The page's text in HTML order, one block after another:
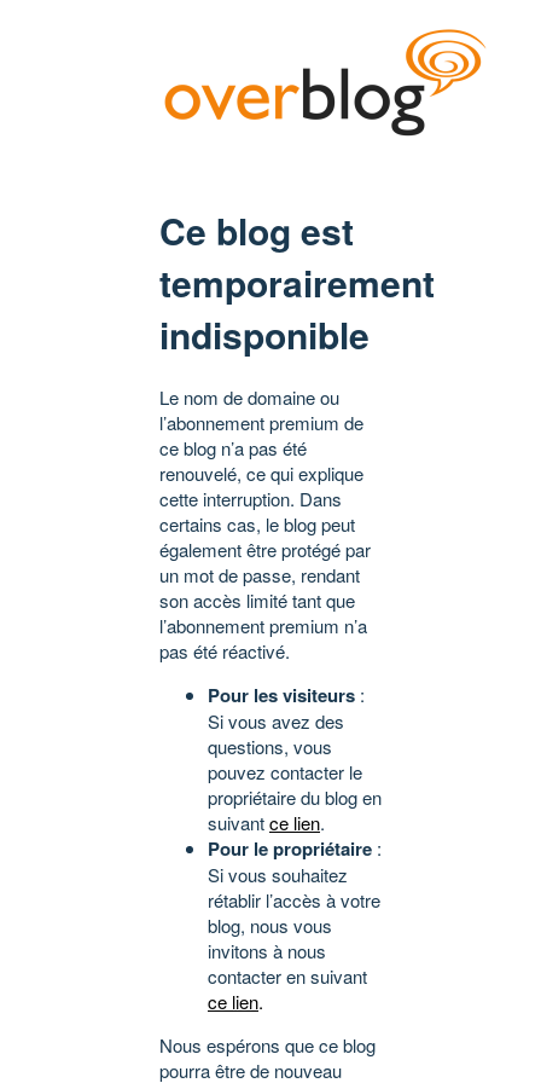
Ce blog est
temporairement
indisponible
Le nom de domaine ou
l’abonnement premium de
ce blog n’a pas été
renouvelé, ce qui explique
cette interruption. Dans
certains cas, le blog peut
également être protégé par
un mot de passe, rendant
son accès limité tant que
l’abonnement premium n’a
pas été réactivé.
Pour les visiteurs :
Si vous avez des
questions, vous
pouvez contacter le
propriétaire du blog en
suivantce lien.
Pour le propriétaire :
Si vous souhaitez
rétablir l’accès à votre
blog, nous vous
invitons à nous
contacter en suivant
ce lien.
Nous espérons que ce blog
pourra être de nouveau